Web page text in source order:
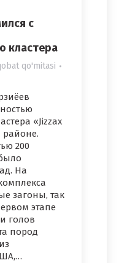
с
кластера
qo'mitasi
«Jizzax
районе.
200
На
загоны, так
этапе
голов
пород